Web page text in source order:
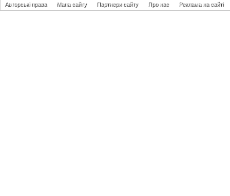
Авторські права Мапа сайту Партнери сайту Про нас Реклама на сайті